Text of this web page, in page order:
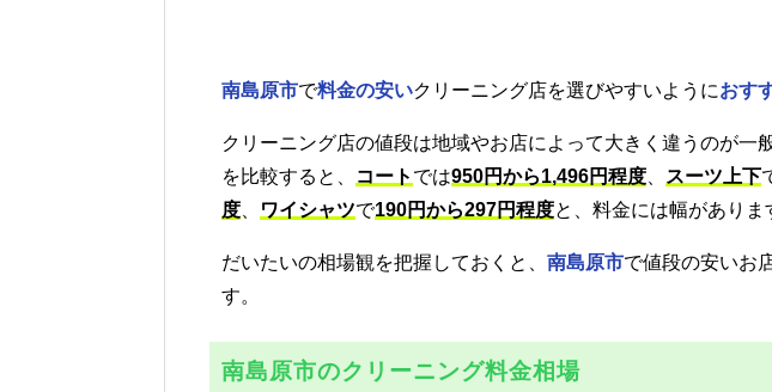
南島原市で料金の安いクリーニング店を選びやすいようにおす
クリーニング店の値段は地域やお店によって大きく違うのが一
を比較すると、
コート では950円から1,496円程度 スーツ上下
度
ワイシャツで190円から297円程度と、料金には幅がありま
だいたいの相場観を把握しておくと、 南島原市で値段の安いお
す。
南島原市のクリーニング料金相場